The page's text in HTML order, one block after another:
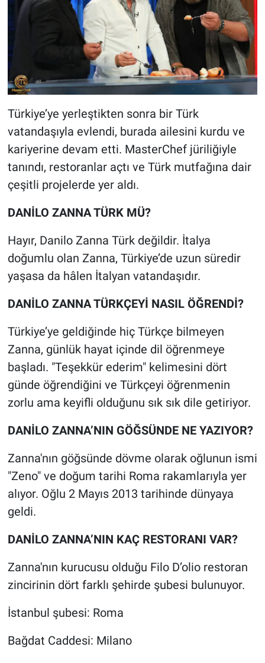
Türkiye’ye yerleştikten sonra bir Türk
vatandaşıyla evlendi, burada ailesini kurdu ve
kariyerine devam etti. MasterChef jüriliğiyle
tanındı, restoranlar açtı ve Türk mutfağına dair
çeşitli projelerde yer aldı.
DANİLO ZANNA TÜRK MÜ?
Hayır, Danilo Zanna Türk değildir. İtalya
doğumlu olan Zanna, Türkiye’de uzun süredir
yaşasa da hâlen İtalyan vatandaşıdır.
DANİLO ZANNA TÜRKÇEYİ NASIL ÖĞRENDİ?
Türkiye’ye geldiğinde hiç Türkçe bilmeyen
Zanna, günlük hayat içinde dil öğrenmeye
başladı. "Teşekkür ederim" kelimesini dört
günde öğrendiğini ve Türkçeyi öğrenmenin
zorlu ama keyifli olduğunu sık sık dile getiriyor.
DANİLO ZANNA’NIN GÖĞSÜNDE NE YAZIYOR?
Zanna'nın göğsünde dövme olarak oğlunun ismi
"Zeno" ve doğum tarihi Roma rakamlarıyla yer
alıyor. Oğlu 2 Mayıs 2013 tarihinde dünyaya
geldi.
DANİLO ZANNA’NIN KAÇ RESTORANI VAR?
Zanna'nın kurucusu olduğu Filo D’olio restoran
zincirinin dört farklı şehirde şubesi bulunuyor.
İstanbul şubesi: Roma
Bağdat Caddesi: Milano